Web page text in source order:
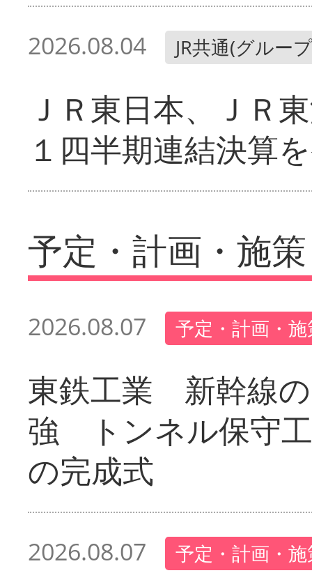
2026.08.04 JR共通(グルー
ＪＲ東日本、ＪＲ
１四半期連結決算
予定・計画・施策
2026.08.07 予定・計画・
東鉄工業 新幹線
強 トンネル保守
の完成式
2026.08.07 予定・計画・